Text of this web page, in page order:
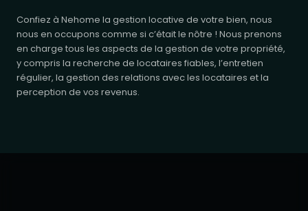
Confiez à Nehome la gestion locative de votre bien, nous
nous en occupons comme si c’était le nôtre ! Nous prenons
en charge tous les aspects de la gestion de votre propriété,
y compris la recherche de locataires fiables, l’entretien
régulier, la gestion des relations avec les locataires et la
perception de vos revenus.